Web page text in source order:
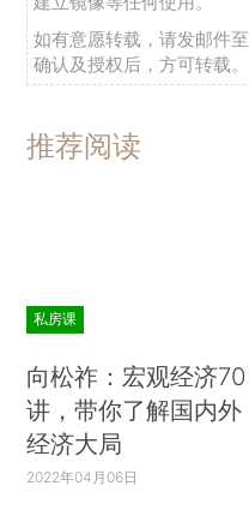
如有意愿转载，请发邮件至
确认及授权后，方可转载。
推荐阅读
私房课
向松祚：宏观经济70
讲，带你了解国内外
经济大局
2022年04月06日